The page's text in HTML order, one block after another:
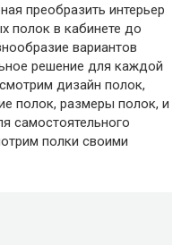
преобразить интерьер
полок в кабинете до
вариантов
решение для каждой
дизайн полок,
полок, размеры полок, и
самостоятельного
полки своими